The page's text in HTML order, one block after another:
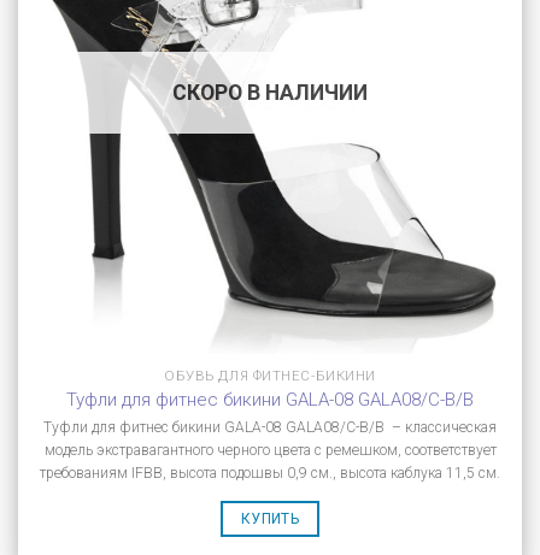
СКОРО В НАЛИЧИИ
ОБУВЬ ДЛЯ ФИТНЕС-БИКИНИ
Туфли для фитнес бикини GALA-08 GALA08/C-B/B
Туфли для фитнес бикини GALA-08 GALA08/C-B/B – классическая
модель экстравагантного черного цвета с ремешком, соответствует
требованиям IFBB, высота подошвы 0,9 см., высота каблука 11,5 см.
КУПИТЬ